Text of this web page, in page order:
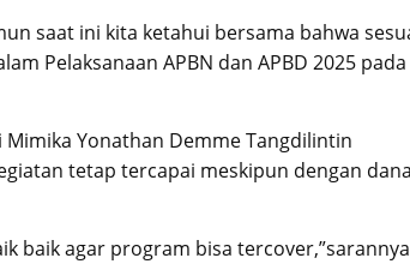
saat ini kita ketahui bersama bahwa
Pelaksanaan APBN dan APBD 2025 pada
Yonathan Demme Tangdilintin
tetap tercapai meskipun dengan
baik agar program bisa